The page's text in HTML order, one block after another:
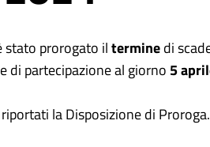
stato prorogato ilterminedi
di partecipazione al giorno 5
la Disposizione di Proroga.